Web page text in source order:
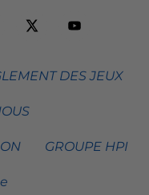
DES JEUX
GROUPE HPI